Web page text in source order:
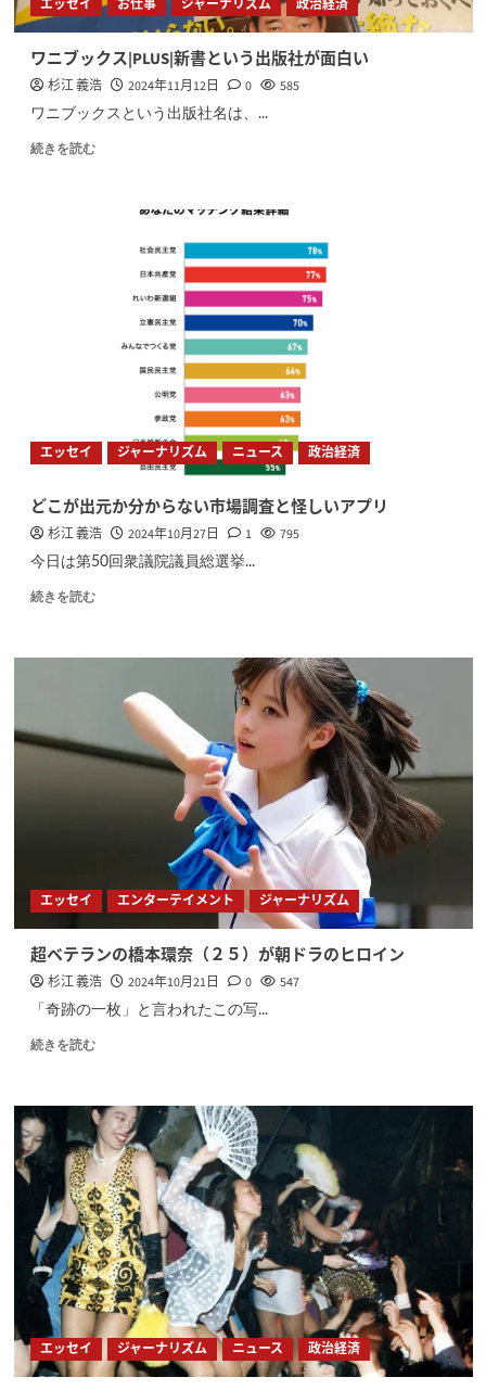
エッセイ お仕事 ジャーナリズム 政治経済
ワニブックス|PLUS|新書という出版社が面白い
杉江 義浩 2024年11月12日 0 585
ワニブックスという出版社名は、...
続きを読む
エッセイ ジャーナリズム ニュース 政治経済
どこが出元か分からない市場調査と怪しいアプリ
杉江 義浩 2024年10月27日 1 795
今日は第50回衆議院議員総選挙...
続きを読む
エッセイ エンターテイメント ジャーナリズム
超ベテランの橋本環奈（２５）が朝ドラのヒロイン
杉江 義浩 2024年10月21日 0 547
「奇跡の一枚」と言われたこの写...
続きを読む
エッセイ ジャーナリズム ニュース 政治経済